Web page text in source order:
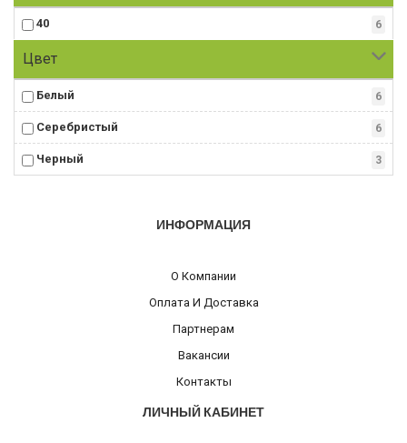
40 6
Цвет
Белый 6
Серебристый 6
Черный 3
ИНФОРМАЦИЯ
О Компании
Оплата И Доставка
Партнерам
Вакансии
Контакты
ЛИЧНЫЙ КАБИНЕТ